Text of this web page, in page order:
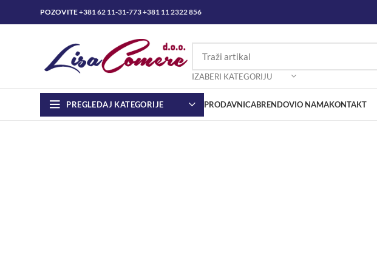
POZOVITE+381 62 11-31-773+381 11 2322 856
IZABERI KATEGORIJU
PREGLEDAJ KATEGORIJE PRODAVNICABRENDOVIO NAMAKONTAKT